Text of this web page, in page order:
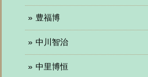
豊福博
中川智治
中里博恒